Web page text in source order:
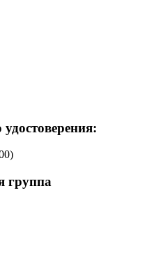
группа